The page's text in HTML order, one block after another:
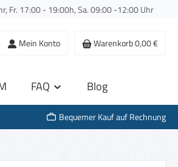
Fr. 17:00 - 19:00h, Sa. 09:00 -12:00 Uhr
Mein Konto Warenkorb0,00 €
FAQ Blog
Bequemer Kauf auf Rechnung